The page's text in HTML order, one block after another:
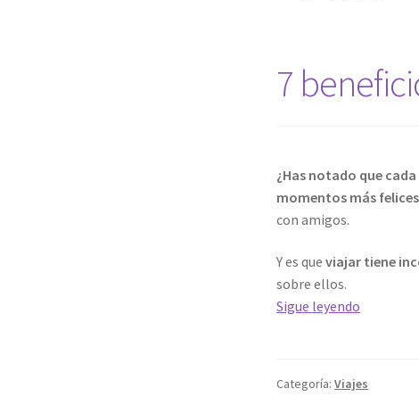
7
¿Has notado que
momentos más felices
con amigos.
Y es queviajar tiene
sobre ellos.
Sigue leyendo
viajar
Categoría:Viajes